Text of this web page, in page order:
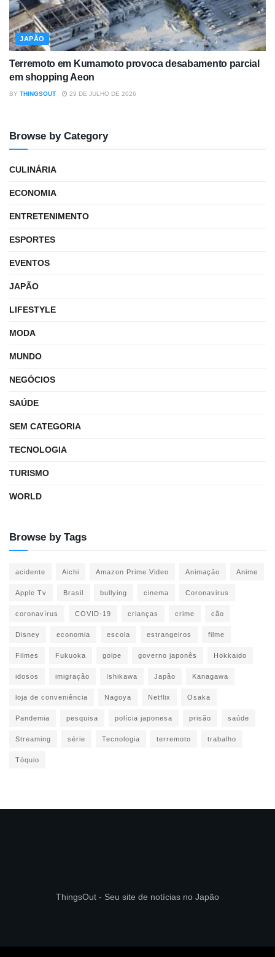
JAPÃO
Terremoto em Kumamoto provoca desabamento parcial
em shopping Aeon
BY THINGSOUT 29 DE JULHO DE 2026
Browse by Category
CULINÁRIA
ECONOMIA
ENTRETENIMENTO
ESPORTES
EVENTOS
JAPÃO
LIFESTYLE
MODA
MUNDO
NEGÓCIOS
SAÚDE
SEM CATEGORIA
TECNOLOGIA
TURISMO
WORLD
Browse by Tags
acidente Aichi Amazon Prime Video Animação Anime
Apple Tv Brasil bullying cinema Coronavirus
coronavírus COVID-19 crianças crime cão
Disney economia escola estrangeiros filme
Filmes Fukuoka golpe governo japonês Hokkaido
idosos imigração Ishikawa Japão Kanagawa
loja de conveniência Nagoya Netflix Osaka
Pandemia pesquisa polícia japonesa prisão saúde
Streaming série Tecnologia terremoto trabalho
Tóquio
ThingsOut - Seu site de notícias no Japão